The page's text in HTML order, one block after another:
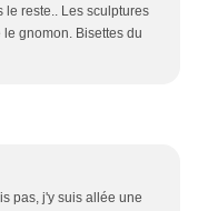
le reste.. Les sculptures
gnomon. Bisettes du
pas, j'y suis allée une